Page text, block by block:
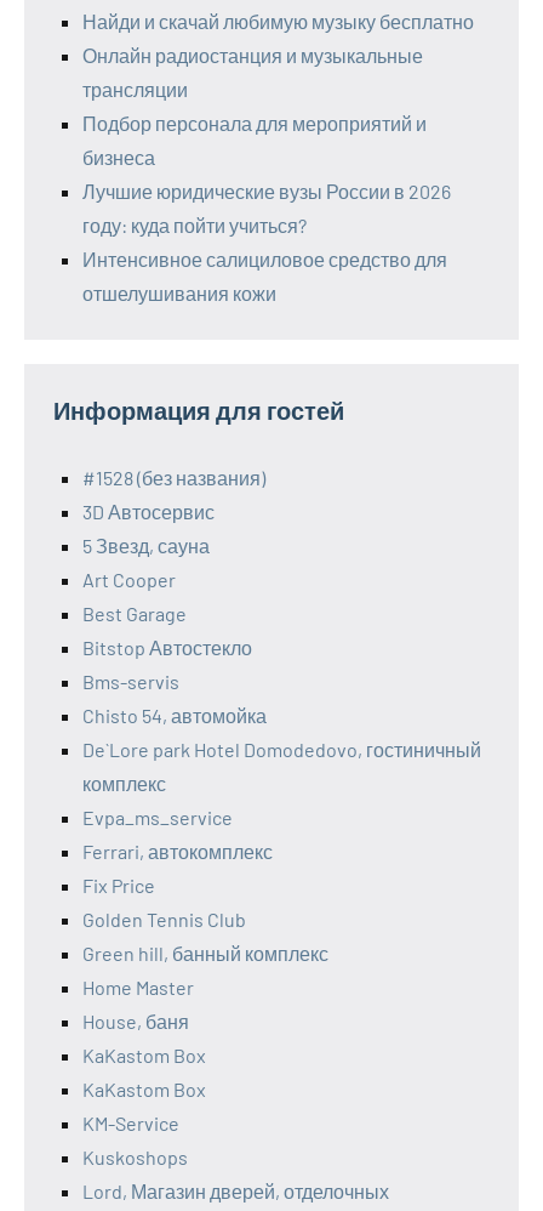
Найди и скачай любимую музыку бесплатно
Онлайн радиостанция и музыкальные
трансляции
Подбор персонала для мероприятий и
бизнеса
Лучшие юридические вузы России в 2026
году: куда пойти учиться?
Интенсивное салициловое средство для
отшелушивания кожи
Информация для гостей
#1528 (без названия)
3D Автосервис
5 Звезд, сауна
Art Cooper
Best Garage
Bitstop Автостекло
Bms-servis
Chisto 54, автомойка
De`Lore park Hotel Domodedovo, гостиничный
комплекс
Evpa_ms_service
Ferrari, автокомплекс
Fix Price
Golden Tennis Club
Green hill, банный комплекс
Home Master
House, баня
KaKastom Box
KaKastom Box
KM-Service
Kuskoshops
Lord, Магазин дверей, отделочных